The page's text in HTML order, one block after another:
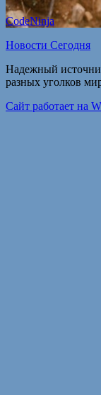
CodeNinja
Новости Сегодня
Надежный
разных уголков
Сайт работает на